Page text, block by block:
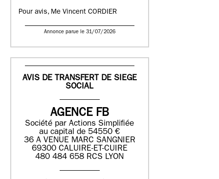
Pour avis, Me Vincent CORDIER
Annonce parue le 31/07/2026
AVIS DE TRANSFERT DE SIEGE
SOCIAL
AGENCE FB
Société par Actions Simplifiée
au capital de 54550 €
36 A VENUE MARC SANGNIER
69300 CALUIRE-ET-CUIRE
480 484 658 RCS LYON